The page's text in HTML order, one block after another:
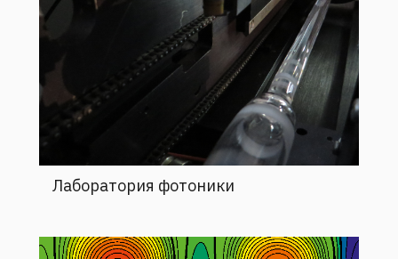
Лаборатория фотоники